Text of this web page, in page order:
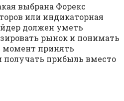
выбрана Форекс
или индикаторная
должен уметь
рынок и понимать
момент принять
получать прибыль вместо